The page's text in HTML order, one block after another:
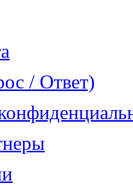
/ Ответ)